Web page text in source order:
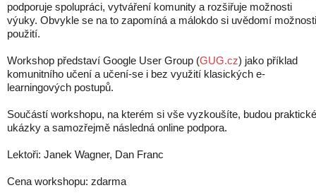
podporuje spolupráci, vytváření komunity a rozšiřuje možnosti
výuky. Obvykle se na to zapomíná a málokdo si uvědomí možnosti
použití.
Workshop představí Google User Group (GUG.cz) jako příklad
komunitního učení a učení-se i bez využití klasických e-
learningových postupů.
Součástí workshopu, na kterém si vše vyzkoušíte, budou praktické
ukázky a samozřejmě následná online podpora.
Lektoři: Janek Wagner, Dan Franc
Cena workshopu: zdarma